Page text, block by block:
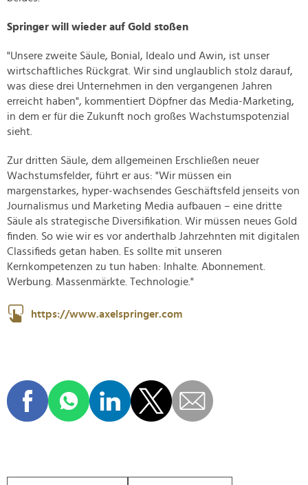
Springer will wieder auf Gold stoßen
"Unsere zweite Säule, Bonial, Idealo und Awin, ist unser
wirtschaftliches Rückgrat. Wir sind unglaublich stolz darauf,
was diese drei Unternehmen in den vergangenen Jahren
erreicht haben", kommentiert Döpfner das Media-Marketing,
in dem er für die Zukunft noch großes Wachstumspotenzial
sieht.
Zur dritten Säule, dem allgemeinen Erschließen neuer
Wachstumsfelder, führt er aus: "Wir müssen ein
margenstarkes, hyper-wachsendes Geschäftsfeld jenseits von
Journalismus und Marketing Media aufbauen – eine dritte
Säule als strategische Diversifikation. Wir müssen neues Gold
finden. So wie wir es vor anderthalb Jahrzehnten mit digitalen
Classifieds getan haben. Es sollte mit unseren
Kernkompetenzen zu tun haben: Inhalte. Abonnement.
Werbung. Massenmärkte. Technologie."
https://www.axelspringer.com